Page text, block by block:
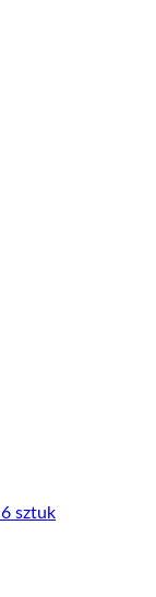
sztuk